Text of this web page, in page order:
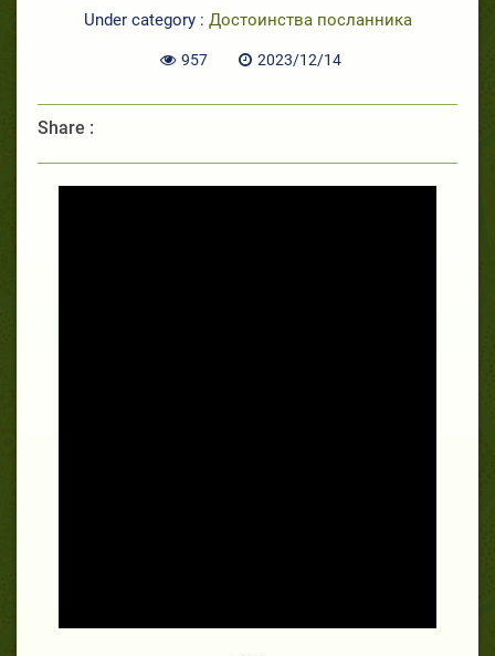
Under category : Достоинства посланника
957 2023/12/14
Share :